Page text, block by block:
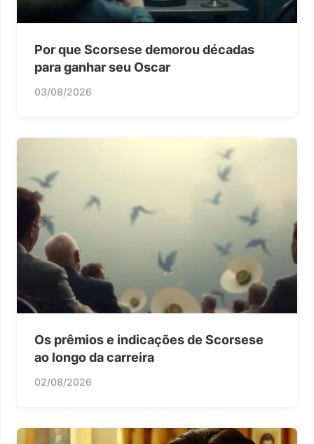
Por que Scorsese demorou décadas
para ganhar seu Oscar
03/08/2026
Os prêmios e indicações de Scorsese
ao longo da carreira
02/08/2026